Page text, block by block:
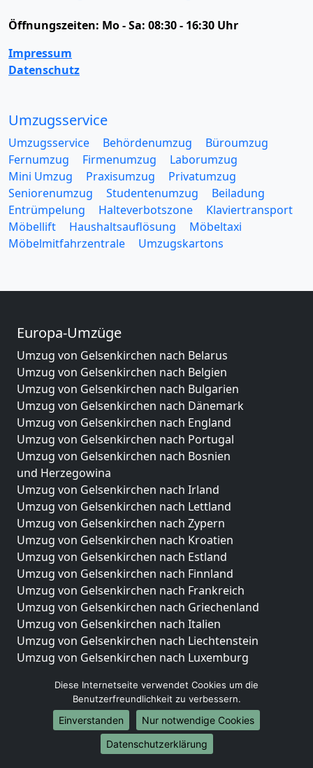
Öffnungszeiten: Mo - Sa: 08:30 - 16:30 Uhr
Impressum
Datenschutz
Umzugsservice
Umzugsservice Behördenumzug
Büroumzug
Fernumzug
Firmenumzug
Laborumzug
Mini Umzug
Praxisumzug
Privatumzug
Seniorenumzug
Studentenumzug
Beiladung
Entrümpelung
Halteverbotszone
Klaviertransport
Möbellift
Haushaltsauflösung
Möbeltaxi
Möbelmitfahrzentrale
Umzugskartons
Europa-Umzüge
Umzug von Gelsenkirchen nach Belarus
Umzug von Gelsenkirchen nach Belgien
Umzug von Gelsenkirchen nach Bulgarien
Umzug von Gelsenkirchen nach Dänemark
Umzug von Gelsenkirchen nach England
Umzug von Gelsenkirchen nach Portugal
Umzug von Gelsenkirchen nach Bosnien
und Herzegowina
Umzug von Gelsenkirchen nach Irland
Umzug von Gelsenkirchen nach Lettland
Umzug von Gelsenkirchen nach Zypern
Umzug von Gelsenkirchen nach Kroatien
Umzug von Gelsenkirchen nach Estland
Umzug von Gelsenkirchen nach Finnland
Umzug von Gelsenkirchen nach Frankreich
Umzug von Gelsenkirchen nach Griechenland
Umzug von Gelsenkirchen nach Italien
Umzug von Gelsenkirchen nach Liechtenstein
Umzug von Gelsenkirchen nach Luxemburg
Umzug von Gelsenkirchen nach Norwegen
Umzüge-Deutschlandweit
Umzug von Gelsenkirchen nach Berlin
Umzug von Gelsenkirchen nach Hamburg
Diese Internetseite verwendet Cookies um die
Benutzerfreundlichkeit zu verbessern.
Einverstanden
Nur notwendige Cookies
Datenschutzerklärung